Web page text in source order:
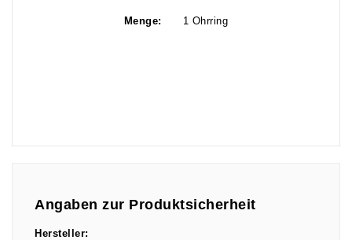
Menge: 1 Ohrring
Angaben zur Produktsicherheit
Hersteller: